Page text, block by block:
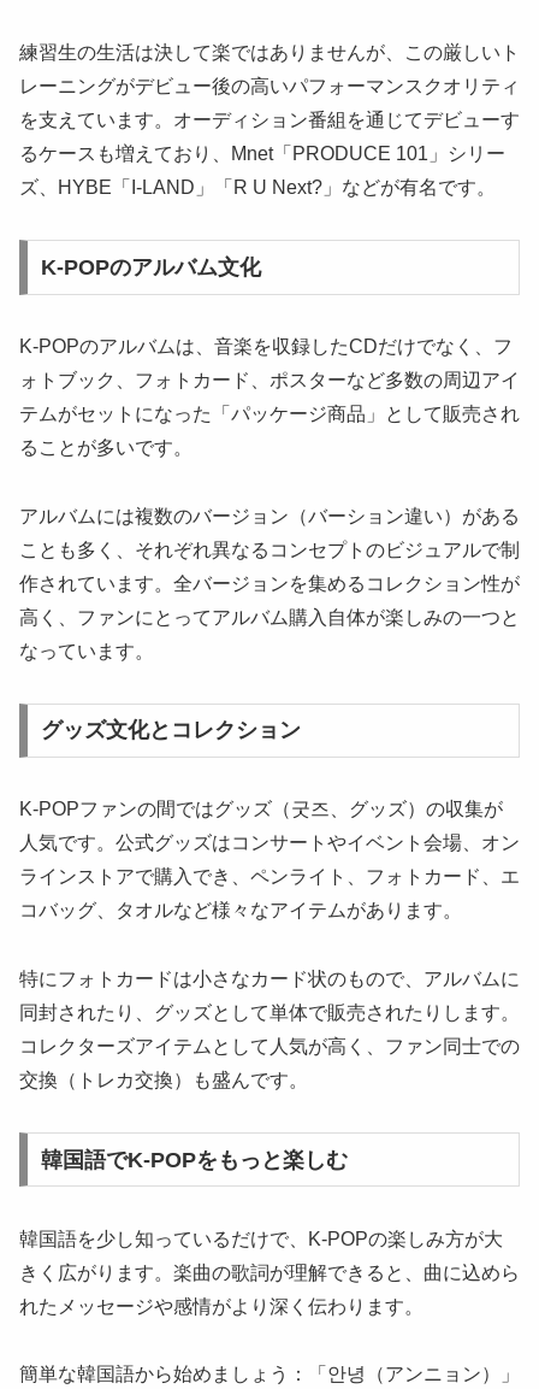
練習生の生活は決して楽ではありませんが、この厳しいト
レーニングがデビュー後の高いパフォーマンスクオリティ
を支えています。オーディション番組を通じてデビューす
るケースも増えており、Mnet「PRODUCE 101」シリー
ズ、HYBE「I-LAND」「R U Next?」などが有名です。
K-POPのアルバム文化
K-POPのアルバムは、音楽を収録したCDだけでなく、フ
ォトブック、フォトカード、ポスターなど多数の周辺アイ
テムがセットになった「パッケージ商品」として販売され
ることが多いです。
アルバムには複数のバージョン（バーション違い）がある
ことも多く、それぞれ異なるコンセプトのビジュアルで制
作されています。全バージョンを集めるコレクション性が
高く、ファンにとってアルバム購入自体が楽しみの一つと
なっています。
グッズ文化とコレクション
K-POPファンの間ではグッズ（굿즈、グッズ）の収集が
人気です。公式グッズはコンサートやイベント会場、オン
ラインストアで購入でき、ペンライト、フォトカード、エ
コバッグ、タオルなど様々なアイテムがあります。
特にフォトカードは小さなカード状のもので、アルバムに
同封されたり、グッズとして単体で販売されたりします。
コレクターズアイテムとして人気が高く、ファン同士での
交換（トレカ交換）も盛んです。
韓国語でK-POPをもっと楽しむ
韓国語を少し知っているだけで、K-POPの楽しみ方が大
きく広がります。楽曲の歌詞が理解できると、曲に込めら
れたメッセージや感情がより深く伝わります。
簡単な韓国語から始めましょう：「안녕（アンニョン）」